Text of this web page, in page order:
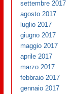
settembre 2017
agosto 2017
luglio 2017
giugno 2017
maggio 2017
aprile 2017
marzo 2017
febbraio 2017
gennaio 2017